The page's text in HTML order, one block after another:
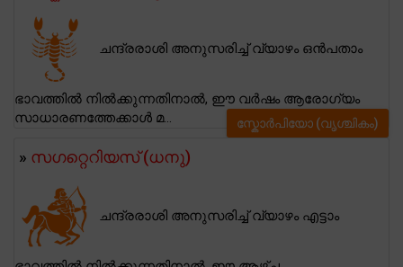
ചന്ദ്രരാശി അനുസരിച്ച് വ്യാഴം ഒൻപതാം
ഭാവത്തിൽ നിൽക്കുന്നതിനാൽ, ഈ വർഷം ആരോഗ്യം
സാധാരണത്തേക്കാൾ മ...
സ്കോര്‍പിയോ (വൃശ്ചികം)
» സഗറ്റെറിയസ് (ധനു)
ചന്ദ്രരാശി അനുസരിച്ച് വ്യാഴം എട്ടാം